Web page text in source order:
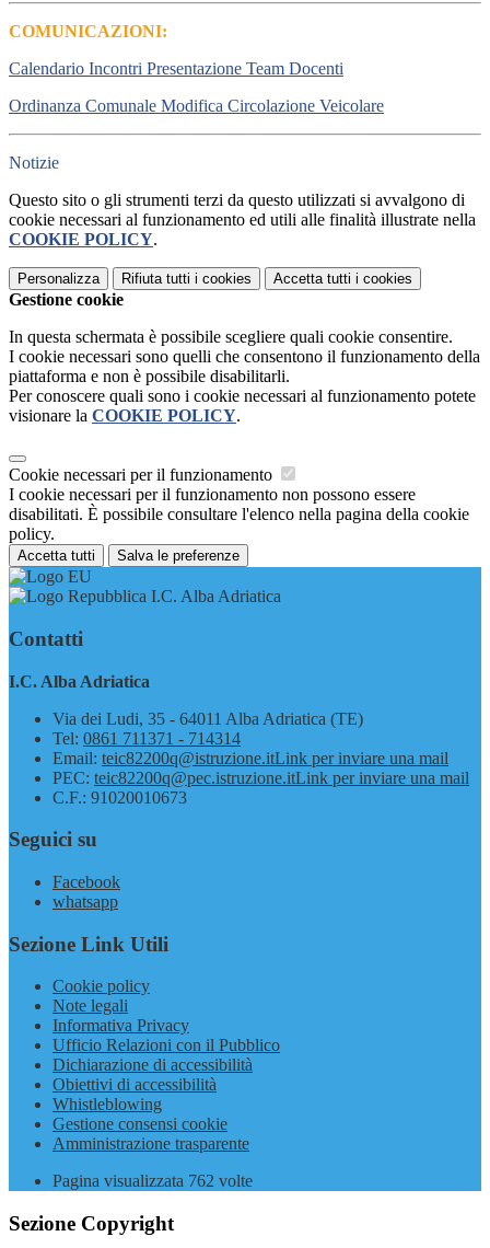
COMUNICAZIONI:
Calendario Incontri Presentazione Team Docenti
Ordinanza Comunale Modifica Circolazione Veicolare
Notizie
Questo sito o gli strumenti terzi da questo utilizzati si avvalgono di
cookie necessari al funzionamento ed utili alle finalità illustrate nella
COOKIE POLICY.
Personalizza Rifiuta tutti i cookies Accetta tutti i cookies
Gestione cookie
In questa schermata è possibile scegliere quali cookie consentire.
I cookie necessari sono quelli che consentono il funzionamento della
piattaforma e non è possibile disabilitarli.
Per conoscere quali sono i cookie necessari al funzionamento potete
visionare la COOKIE POLICY.
Cookie necessari per il funzionamento
I cookie necessari per il funzionamento non possono essere
disabilitati. È possibile consultare l'elenco nella pagina della cookie
policy.
Accetta tutti Salva le preferenze
I.C. Alba Adriatica
Contatti
I.C. Alba Adriatica
Via dei Ludi, 35 - 64011 Alba Adriatica (TE)
Tel: 0861 711371 - 714314
Email: teic82200q@istruzione.itLink per inviare una mail
PEC: teic82200q@pec.istruzione.itLink per inviare una mail
C.F.: 91020010673
Seguici su
Facebook
whatsapp
Sezione Link Utili
Cookie policy
Note legali
Informativa Privacy
Ufficio Relazioni con il Pubblico
Dichiarazione di accessibilità
Obiettivi di accessibilità
Whistleblowing
Gestione consensi cookie
Amministrazione trasparente
Pagina visualizzata 762 volte
Sezione Copyright